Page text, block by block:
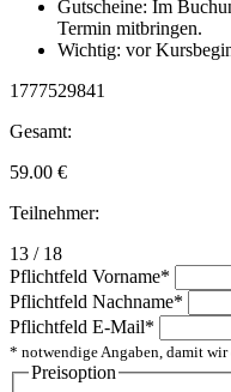
Gutscheine: Im
Termin mitbringen.
Wichtig: vor
1777529841
Gesamt:
59.00 €
Teilnehmer:
13 / 18
Pflichtfeld Vorname*
Pflichtfeld Nachname*
Pflichtfeld E-Mail*
* notwendige Angaben, damit
Preisoption